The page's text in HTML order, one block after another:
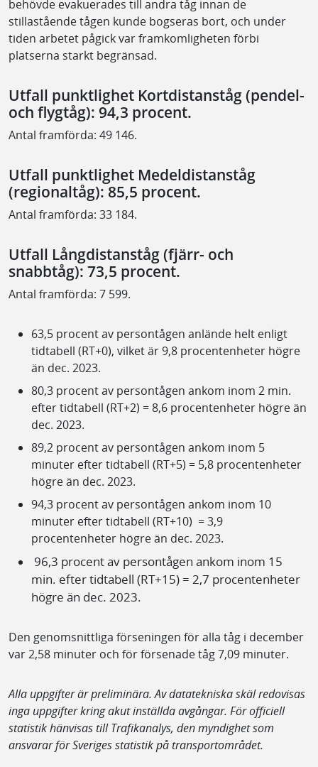
behövde evakuerades till andra tåg innan de
stillastående tågen kunde bogseras bort, och under
tiden arbetet pågick var framkomligheten förbi
platserna starkt begränsad.
Utfall punktlighet Kortdistanståg (pendel-
och flygtåg): 94,3 procent.
Antal framförda: 49 146.
Utfall punktlighet Medeldistanståg
(regionaltåg): 85,5 procent.
Antal framförda: 33 184.
Utfall Långdistanståg (fjärr- och
snabbtåg): 73,5 procent.
Antal framförda: 7 599.
63,5 procent av persontågen anlände helt enligt
tidtabell (RT+0), vilket är 9,8 procentenheter högre
än dec. 2023.
80,3 procent av persontågen ankom inom 2 min.
efter tidtabell (RT+2) = 8,6 procentenheter högre än
dec. 2023.
89,2 procent av persontågen ankom inom 5
minuter efter tidtabell (RT+5) = 5,8 procentenheter
högre än dec. 2023.
94,3 procent av persontågen ankom inom 10
minuter efter tidtabell (RT+10) = 3,9
procentenheter högre än dec. 2023.
96,3 procent av persontågen ankom inom 15
min. efter tidtabell (RT+15) = 2,7 procentenheter
högre än dec. 2023.
Den genomsnittliga förseningen för alla tåg i december
var 2,58 minuter och för försenade tåg 7,09 minuter.
Alla uppgifter är preliminära. Av datatekniska skäl redovisas
inga uppgifter kring akut inställda avgångar. För officiell
statistik hänvisas till Trafikanalys, den myndighet som
ansvarar för Sveriges statistik på transportområdet.